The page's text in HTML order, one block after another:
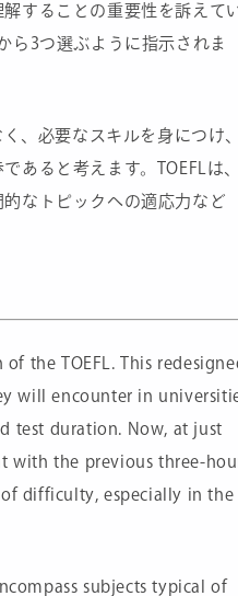
することの重要性を訴えて
ら3つ選ぶように指示されま
、必要なスキルを身につけ、
あると考えます。TOEFLは、
なトピックへの適応力など
the TOEFL. This
will encounter in
test duration. Now, at just
with the previous three-
of difficulty, especially in the
subjects typical of